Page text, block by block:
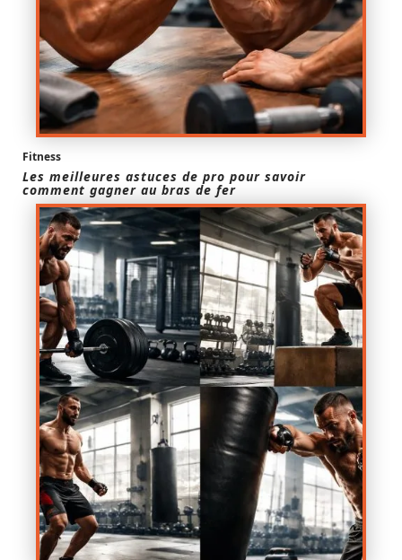
Fitness
Les meilleures astuces de pro pour savoir
comment gagner au bras de fer